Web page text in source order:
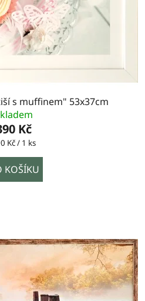
s muffinem" 53x37cm
Kč
Kč / 1 ks
KOŠÍKU